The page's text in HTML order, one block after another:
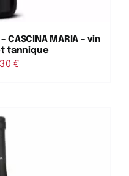
CASCINA MARIA – vin
tannique
€